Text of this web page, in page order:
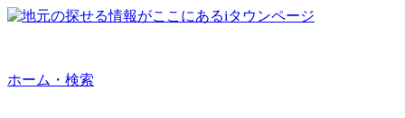
ホーム・検索